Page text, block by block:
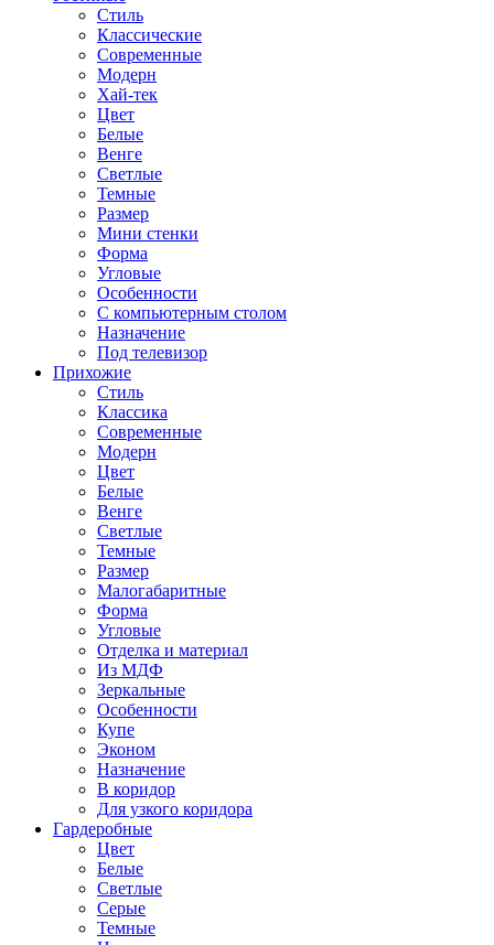
Стиль
Классические
Современные
Модерн
Хай-тек
Цвет
Белые
Венге
Светлые
Темные
Размер
Мини стенки
Форма
Угловые
Особенности
С компьютерным столом
Назначение
Под телевизор
Прихожие
Стиль
Классика
Современные
Модерн
Цвет
Белые
Венге
Светлые
Темные
Размер
Малогабаритные
Форма
Угловые
Отделка и материал
Из МДФ
Зеркальные
Особенности
Купе
Эконом
Назначение
В коридор
Для узкого коридора
Гардеробные
Цвет
Белые
Светлые
Серые
Темные